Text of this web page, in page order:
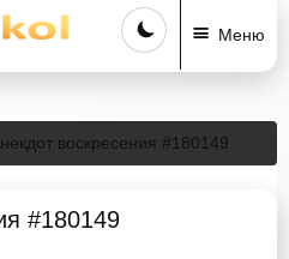
Меню
воскресения #180149
#180149